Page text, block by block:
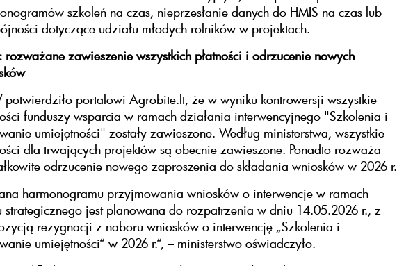
szkoleń na czas, nieprzesłanie danych do HMIS na czas lub
dotyczące udziału młodych rolników w projektach.
rozważane zawieszenie wszystkich płatności i odrzucenie nowych
potwierdziło portalowi Agrobite.lt, że w wyniku kontrowersji wszystkie
funduszy wsparcia w ramach działania interwencyjnego "Szkolenia i
umiejętności" zostały zawieszone. Według ministerstwa, wszystkie
dla trwających projektów są obecnie zawieszone. Ponadto rozważa
odrzucenie nowego zaproszenia do składania wniosków w 2026 r.
harmonogramu przyjmowania wniosków o interwencje w ramach
strategicznego jest planowana do rozpatrzenia w dniu 14.05.2026 r., z
rezygnacji z naboru wniosków o interwencję „Szkolenia i
umiejętności“ w 2026 r.“, – ministerstwo oświadczyło.